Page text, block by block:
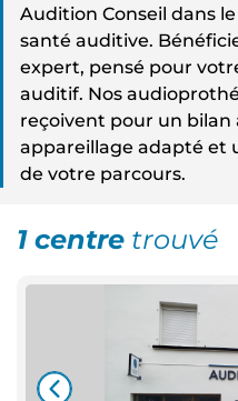
Audition Conseil dans
santé auditive.
expert, pensé pour
auditif. Nos
reçoivent pour un
appareillage adapté et
de votre parcours.
1 centre trouvé